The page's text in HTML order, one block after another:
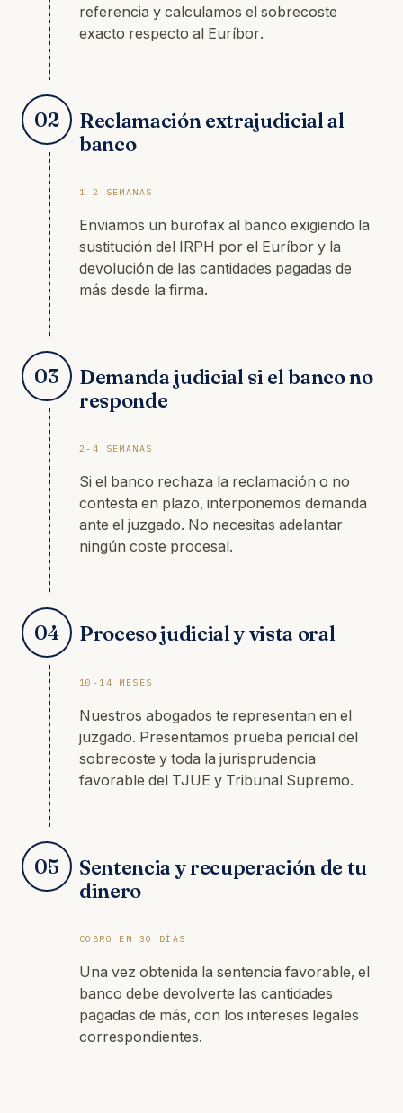
referencia y calculamos el sobrecoste
exacto respecto al Euríbor.
02
Reclamación extrajudicial al
banco
1-2 SEMANAS
Enviamos un burofax al banco exigiendo la
sustitución del IRPH por el Euríbor y la
devolución de las cantidades pagadas de
más desde la firma.
03
Demanda judicial si el banco no
responde
2-4 SEMANAS
Si el banco rechaza la reclamación o no
contesta en plazo, interponemos demanda
ante el juzgado. No necesitas adelantar
ningún coste procesal.
04 Proceso judicial y vista oral
10-14 MESES
Nuestros abogados te representan en el
juzgado. Presentamos prueba pericial del
sobrecoste y toda la jurisprudencia
favorable del TJUE y Tribunal Supremo.
05
Sentencia y recuperación de tu
dinero
COBRO EN 30 DÍAS
Una vez obtenida la sentencia favorable, el
banco debe devolverte las cantidades
pagadas de más, con los intereses legales
correspondientes.